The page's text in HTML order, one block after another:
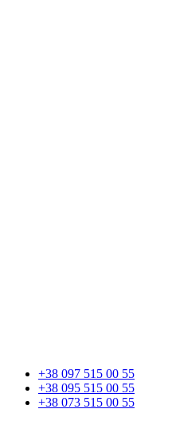
+38 097 515 00 55
+38 095 515 00 55
+38 073 515 00 55